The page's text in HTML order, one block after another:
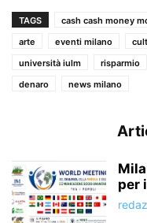
TAGS cash cash money
arte
eventi milano
università iulm
risparmio
denaro
news milano
per